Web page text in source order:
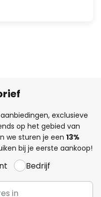
exclusieve
op het gebied van
we sturen je een 13%
bij je eerste aankoop!
Bedrijf